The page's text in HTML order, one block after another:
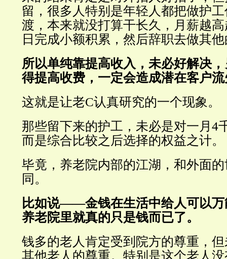
留，很多人特别是年轻人都把做护
渡，本来就没打算干长久，月薪越
日完成小额积累，然后辞职去做其
所以单纯靠提高收入，未必好解决
得提高收费，一定会造成潜在客户
这就是让老C认真研究的一个现象。
那些留下来的护工，未必是对一月4
而是综合比较之后选择的权益之计。
毕竟，养老院内部的江湖，和外面
同。
比如说——金钱在生活中给人可以万
养老院里就真的只是钱而已了。
钱多的老人肯定受到院方的尊重，
其他老人的尊重。特别是这个老人